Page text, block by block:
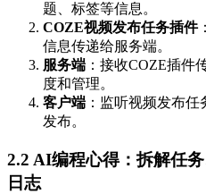
题、标签等信息。
COZE视频发布任务插件
信息传递给服务端。
服务端 ：接收COZE插件
度和管理。
客户端 ：监听视频发布
发布。
2.2 AI编程心得：拆解任
日志